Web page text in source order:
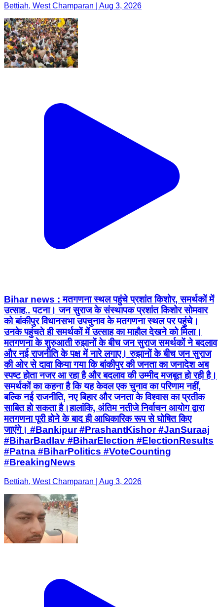
Bettiah, West Champaran | Aug 3, 2026
Bihar news : मतगणना स्थल पहुंचे प्रशांत किशोर, समर्थकों में
उत्साह.. पटना। जन सुराज के संस्थापक प्रशांत किशोर सोमवार
को बांकीपुर विधानसभा उपचुनाव के मतगणना स्थल पर पहुंचे।
उनके पहुंचते ही समर्थकों में उत्साह का माहौल देखने को मिला।
मतगणना के शुरुआती रुझानों के बीच जन सुराज समर्थकों ने बदलाव
और नई राजनीति के पक्ष में नारे लगाए। रुझानों के बीच जन सुराज
की ओर से दावा किया गया कि बांकीपुर की जनता का जनादेश अब
स्पष्ट होता नजर आ रहा है और बदलाव की उम्मीद मजबूत हो रही है।
समर्थकों का कहना है कि यह केवल एक चुनाव का परिणाम नहीं,
बल्कि नई राजनीति, नए बिहार और जनता के विश्वास का प्रतीक
साबित हो सकता है।हालांकि, अंतिम नतीजे निर्वाचन आयोग द्वारा
मतगणना पूरी होने के बाद ही आधिकारिक रूप से घोषित किए
जाएंगे। #Bankipur #PrashantKishor #JanSuraaj
#BiharBadlav #BiharElection #ElectionResults
#Patna #BiharPolitics #VoteCounting
#BreakingNews
Bettiah, West Champaran | Aug 3, 2026